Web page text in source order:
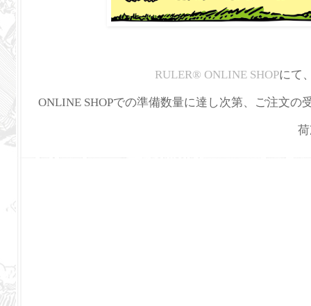
RULER® ONLINE SHOPにて
ONLINE SHOPでの準備数量に達し次第、ご注文